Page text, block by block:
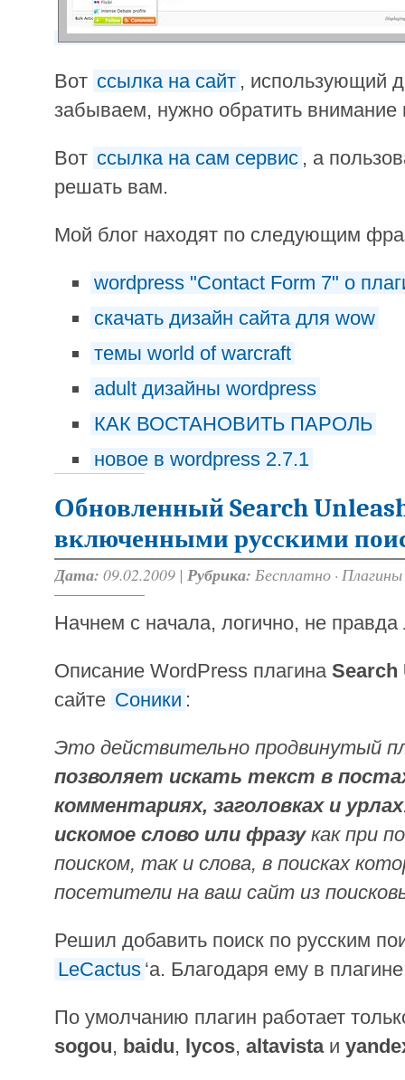
Вот ссылка на сайт , использующий
забываем, нужно обратить внимание
Вот ссылка на сам сервис , а
решать вам.
Мой блог находят по следующим
wordpress "Contact Form 7" о
скачать дизайн сайта для wow
темы world of warcraft
adult дизайны wordpress
КАК ВОСТАНОВИТЬ ПАРОЛЬ
новое в wordpress 2.7.1
Обновленный Search
включенными русскими
Дата: 09.02.2009 | Рубрика: Бесплатно · Плагины
Начнем с начала, логично, не правда
Описание WordPress плагина Search
сайте Соники :
Это действительно продвинутый
позволяет искать текст в
комментариях, заголовках и урлах
искомое слово или фразукак при
поиском, так и слова, в поисках
посетители на ваш сайт из
Решил добавить поиск по русским
LeCactus ‘a. Благодаря ему в
По умолчанию плагин работает
sogou, baidu, lycos, altavistaи